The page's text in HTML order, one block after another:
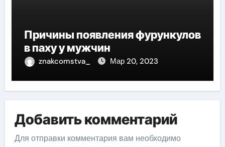
Причины появления фурункулов
в паху у мужчин
znakcomstva_ Мар 20, 2023
Добавить комментарий
Для отправки комментария вам необходимо